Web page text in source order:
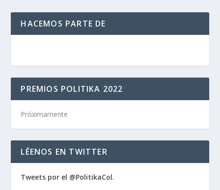
HACEMOS PARTE DE
PREMIOS POLITIKA 2022
Próximamente
LÉENOS EN TWITTER
Tweets por el @PolitikaCol.